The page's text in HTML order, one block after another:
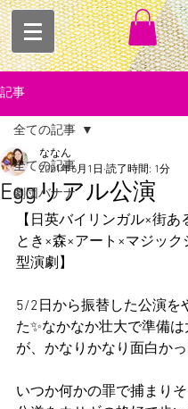
記事
全ての記事
劇団バナナ
全ての記事
Eggリアル公演
ななん
2021年6月1日 読了時間: 1分
【日英バイリンガル×街
とき×森×アート×マジック
型演劇】
5/2日から振替した公演を
た✨なかなか壮大で準備
が、かなりかなり面白か
いつか何かの罪で捕まり